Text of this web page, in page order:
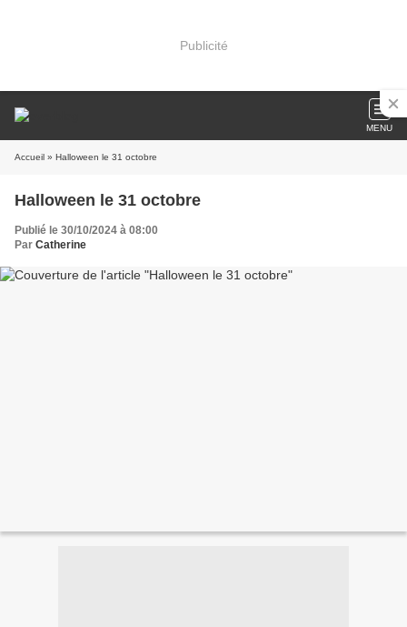
Publicité
MENU
Accueil » Halloween le 31 octobre
Halloween le 31 octobre
Publié le 30/10/2024 à 08:00
Par Catherine